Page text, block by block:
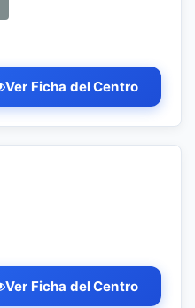
Ver Ficha del Centro
Ver Ficha del Centro